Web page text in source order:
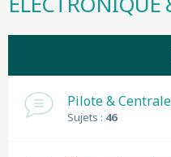
Pilote &
Sujets : 46